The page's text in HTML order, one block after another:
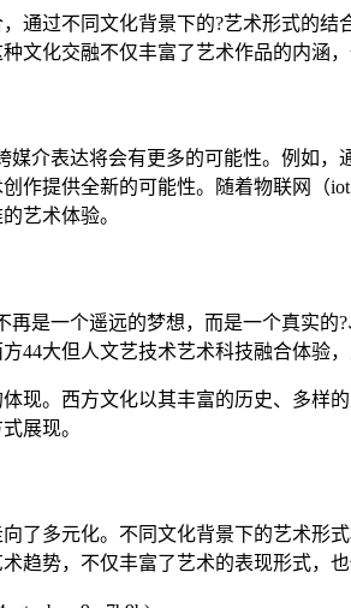
通过不同文化背景下的?艺术形式的
文化交融不仅丰富了艺术作品的内涵
媒介表达将会有更多的可能性。例如
作提供全新的可能性。随着物联网（
艺术体验。
再是一个遥远的梦想，而是一个真实
44大但人文艺技术艺术科技融合体验
现。西方文化以其丰富的历史、多样
展现。
了多元化。不同文化背景下的艺术形
趋势，不仅丰富了艺术的表现形式，